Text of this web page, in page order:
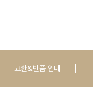
교환&반품 안내